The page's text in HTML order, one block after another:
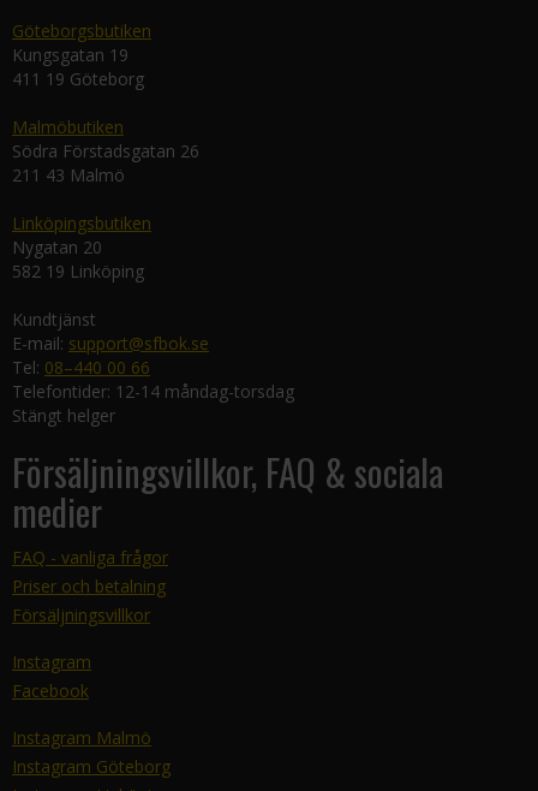
Göteborgsbutiken
Kungsgatan 19
411 19 Göteborg
Malmöbutiken
Södra Förstadsgatan 26
211 43 Malmö
Linköpingsbutiken
Nygatan 20
582 19 Linköping
Kundtjänst
E-mail: support@sfbok.se
Tel: 08–440 00 66
Telefontider: 12-14 måndag-torsdag
Stängt helger
Försäljningsvillkor, FAQ & sociala
medier
FAQ - vanliga frågor
Priser och betalning
Försäljningsvillkor
Instagram
Facebook
Instagram Malmö
Instagram Göteborg